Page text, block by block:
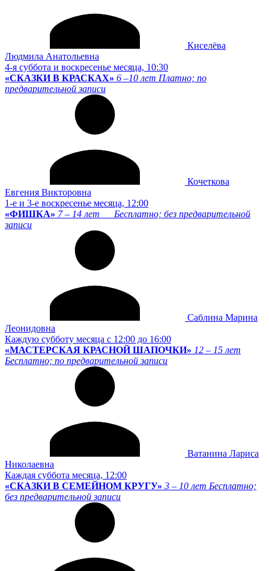
Киселёва
Людмила Анатольевна
4-я суббота и воскресенье месяца, 10:30
«СКАЗКИ В КРАСКАХ» 6 –10 лет Платно; по
предварительной записи
Кочеткова
Евгения Викторовна
1-е и 3-е воскресенье месяца, 12:00
«ФИШКА» 7 – 14 лет Бесплатно; без предварительной
записи
Саблина Марина
Леонидовна
Каждую субботу месяца с 12:00 до 16:00
«МАСТЕРСКАЯ КРАСНОЙ ШАПОЧКИ» 12 – 15 лет
Бесплатно; по предварительной записи
Ватанина Лариса
Николаевна
Каждая суббота месяца, 12:00
«СКАЗКИ В СЕМЕЙНОМ КРУГУ» 3 – 10 лет Бесплатно;
без предварительной записи